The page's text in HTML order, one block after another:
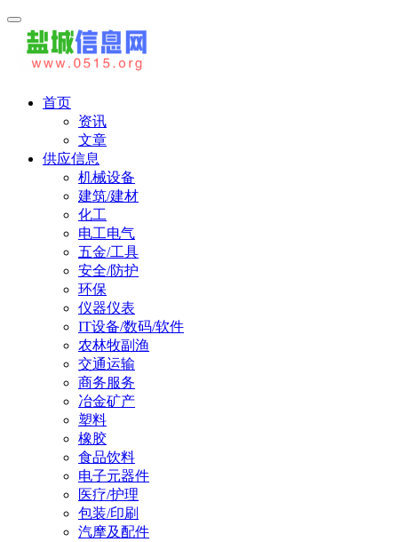
首页
资讯
文章
供应信息
机械设备
建筑/建材
化工
电工电气
五金/工具
安全/防护
环保
仪器仪表
IT设备/数码/软件
农林牧副渔
交通运输
商务服务
冶金矿产
塑料
橡胶
食品饮料
电子元器件
医疗/护理
包装/印刷
汽摩及配件